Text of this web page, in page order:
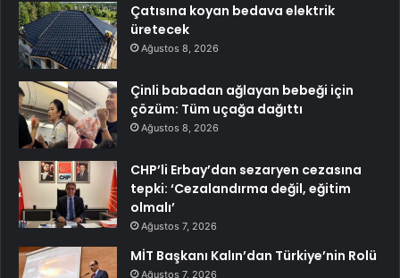
Çatısına koyan bedava elektrik
üretecek
Ağustos 8, 2026
Çinli babadan ağlayan bebeği için
çözüm: Tüm uçağa dağıttı
Ağustos 8, 2026
CHP’li Erbay’dan sezaryen cezasına
tepki: ‘Cezalandırma değil, eğitim
olmalı’
Ağustos 7, 2026
MİT Başkanı Kalın’dan Türkiye’nin Rolü
Ağustos 7, 2026